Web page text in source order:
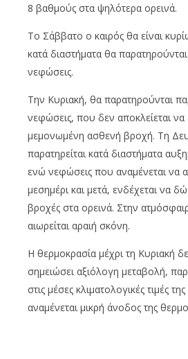
8 βαθμούς στα ψηλότερα ορεινά.
Το Σάββατο ο καιρός θα είναι
κατά διαστήματα θα
νεφώσεις.
Την Κυριακή, θα παρατηρούνται
νεφώσεις, που δεν αποκλείεται
μεμονωμένη ασθενή βροχή. Τη
παρατηρείται κατά διαστήματα
ενώ νεφώσεις που αναμένεται να
μεσημέρι και μετά, ενδέχεται να
βροχές στα ορεινά. Στην
αιωρείται αραιή σκόνη.
Η θερμοκρασία μέχρι τη Κυριακή
σημειώσει αξιόλογη μεταβολή,
στις μέσες κλιματολογικές τιμές
αναμένεται μικρή άνοδος της